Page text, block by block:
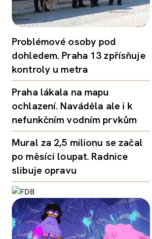
Problémové osoby pod
dohledem. Praha 13 zpřísňuje
kontroly u metra
Praha lákala na mapu
ochlazení. Naváděla ale i k
nefunkčním vodním prvkům
Mural za 2,5 milionu se začal
po měsíci loupat. Radnice
slibuje opravu